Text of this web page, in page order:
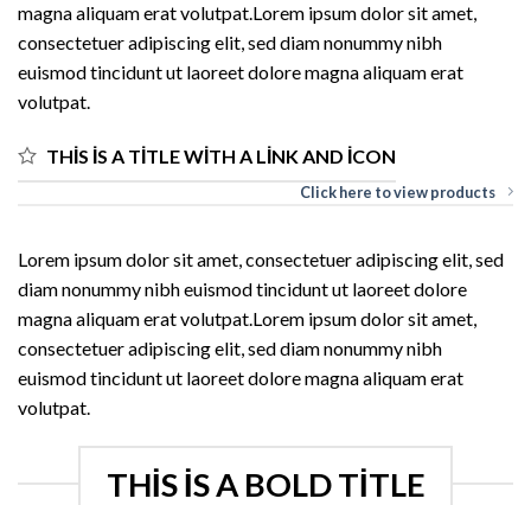
magna aliquam erat volutpat.Lorem ipsum dolor sit amet,
consectetuer adipiscing elit, sed diam nonummy nibh
euismod tincidunt ut laoreet dolore magna aliquam erat
volutpat.
THIS IS A TITLE WITH A LINK AND ICON
Click here to view products
Lorem ipsum dolor sit amet, consectetuer adipiscing elit, sed
diam nonummy nibh euismod tincidunt ut laoreet dolore
magna aliquam erat volutpat.Lorem ipsum dolor sit amet,
consectetuer adipiscing elit, sed diam nonummy nibh
euismod tincidunt ut laoreet dolore magna aliquam erat
volutpat.
THIS IS A BOLD TITLE